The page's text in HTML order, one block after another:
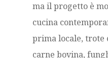
ma il progetto è
cucina
prima locale, trote
carne bovina,